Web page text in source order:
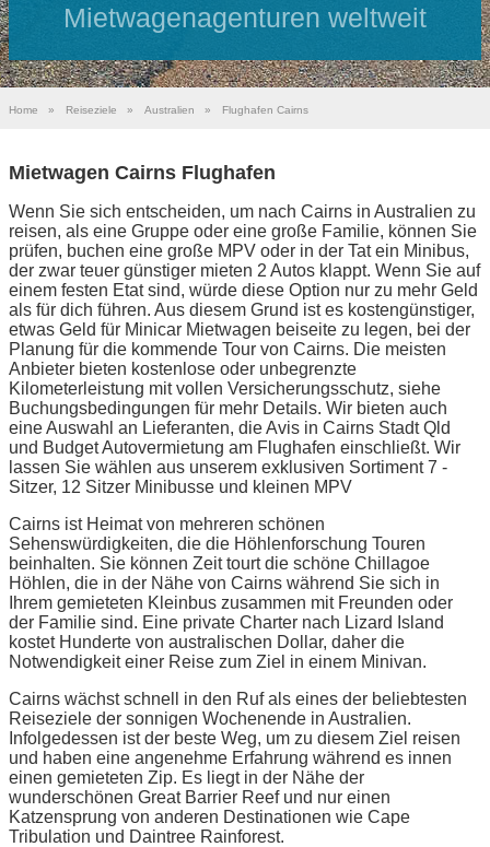
Mietwagenagenturen weltweit
Home » Reiseziele » Australien » Flughafen Cairns
Mietwagen Cairns Flughafen
Wenn Sie sich entscheiden, um nach Cairns in Australien zu
reisen, als eine Gruppe oder eine große Familie, können Sie
prüfen, buchen eine große MPV oder in der Tat ein Minibus,
der zwar teuer günstiger mieten 2 Autos klappt. Wenn Sie auf
einem festen Etat sind, würde diese Option nur zu mehr Geld
als für dich führen. Aus diesem Grund ist es kostengünstiger,
etwas Geld für Minicar Mietwagen beiseite zu legen, bei der
Planung für die kommende Tour von Cairns. Die meisten
Anbieter bieten kostenlose oder unbegrenzte
Kilometerleistung mit vollen Versicherungsschutz, siehe
Buchungsbedingungen für mehr Details. Wir bieten auch
eine Auswahl an Lieferanten, die Avis in Cairns Stadt Qld
und Budget Autovermietung am Flughafen einschließt. Wir
lassen Sie wählen aus unserem exklusiven Sortiment 7 -
Sitzer, 12 Sitzer Minibusse und kleinen MPV
Cairns ist Heimat von mehreren schönen
Sehenswürdigkeiten, die die Höhlenforschung Touren
beinhalten. Sie können Zeit tourt die schöne Chillagoe
Höhlen, die in der Nähe von Cairns während Sie sich in
Ihrem gemieteten Kleinbus zusammen mit Freunden oder
der Familie sind. Eine private Charter nach Lizard Island
kostet Hunderte von australischen Dollar, daher die
Notwendigkeit einer Reise zum Ziel in einem Minivan.
Cairns wächst schnell in den Ruf als eines der beliebtesten
Reiseziele der sonnigen Wochenende in Australien.
Infolgedessen ist der beste Weg, um zu diesem Ziel reisen
und haben eine angenehme Erfahrung während es innen
einen gemieteten Zip. Es liegt in der Nähe der
wunderschönen Great Barrier Reef und nur einen
Katzensprung von anderen Destinationen wie Cape
Tribulation und Daintree Rainforest.